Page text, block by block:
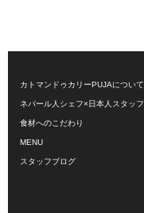
カトマンドゥカリーPUJAについて
ネパール人シェフ×日本人スタッフ
食材へのこだわり
MENU
スタッフブログ